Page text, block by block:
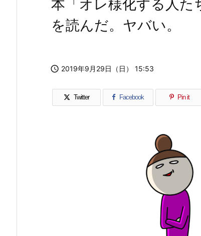
本「オレ様化する人
を読んだ。ヤバい。
 2019年9月29日（日） 15:53
Twitter Facebook Pin it